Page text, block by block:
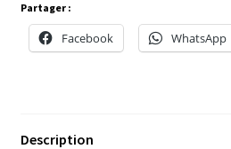
Partager :
Facebook WhatsApp
Description